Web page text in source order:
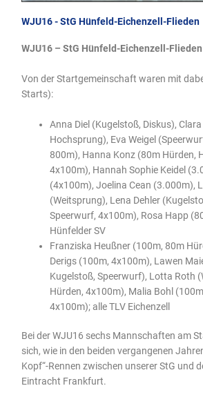
WJU16 - StG Hünfeld-Eichenzell-Flieden
WJU16 – StG Hünfeld-Eichenzell-Flieden
Von der Startgemeinschaft waren mit
Starts):
Anna Diel (Kugelstoß, Diskus),
Hochsprung), Eva Weigel
800m), Hanna Konz (80m Hürden,
4x100m), Hannah Sophie Keidel
(4x100m), Joelina Cean (3.000m),
(Weitsprung), Lena Dehler
Speerwurf, 4x100m), Rosa Happ
Hünfelder SV
Franziska Heußner (100m, 80m
Derigs (100m, 4x100m), Lawen
Kugelstoß, Speerwurf), Lotta Roth
Hürden, 4x100m), Malia Bohl
4x100m); alle TLV Eichenzell
Bei der WJU16 sechs Mannschaften am
sich, wie in den beiden vergangenen
Kopf“-Rennen zwischen unserer StG und
Eintracht Frankfurt.